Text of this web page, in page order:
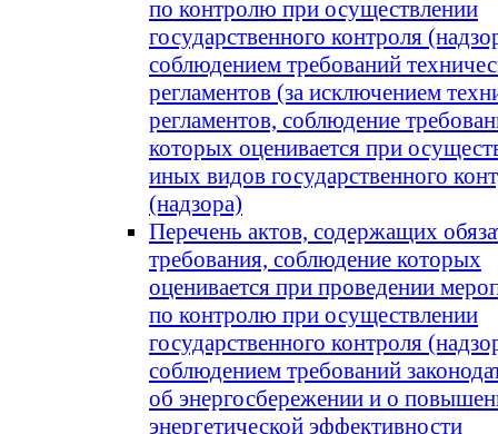
по контролю при осуществлении
государственного контроля
соблюдением требований
регламентов (за исключением
регламентов, соблюдение
которых оценивается при
иных видов государственного
(надзора)
Перечень актов, содержащих
требования, соблюдение которых
оценивается при проведении
по контролю при осуществлении
государственного контроля
соблюдением требований
об энергосбережении и о
энергетической эффективности